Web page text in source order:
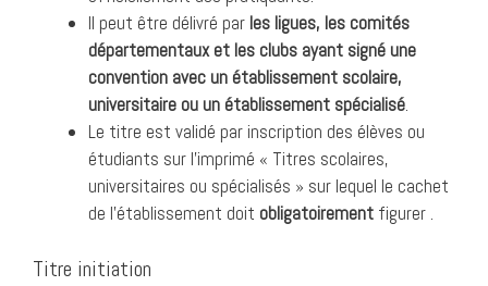
Il peut être délivré par les ligues, les comités
départementaux et les clubs ayant signé une
convention avec un établissement scolaire,
universitaire ou un établissement spécialisé.
Le titre est validé par inscription des élèves ou
étudiants sur l’imprimé « Titres scolaires,
universitaires ou spécialisés » sur lequel le cachet
de l’établissement doit obligatoirement figurer .
Titre initiation